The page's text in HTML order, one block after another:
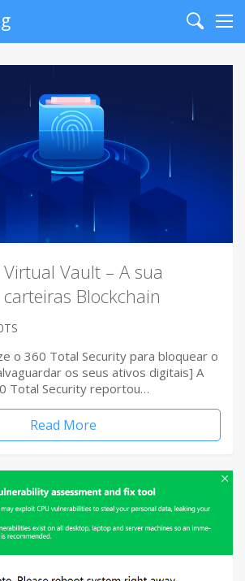
Search
Vault – A sua
Blockchain
o 360 Total Security para bloquear o
os seus ativos digitais] A
Total Security reportou…
Read More